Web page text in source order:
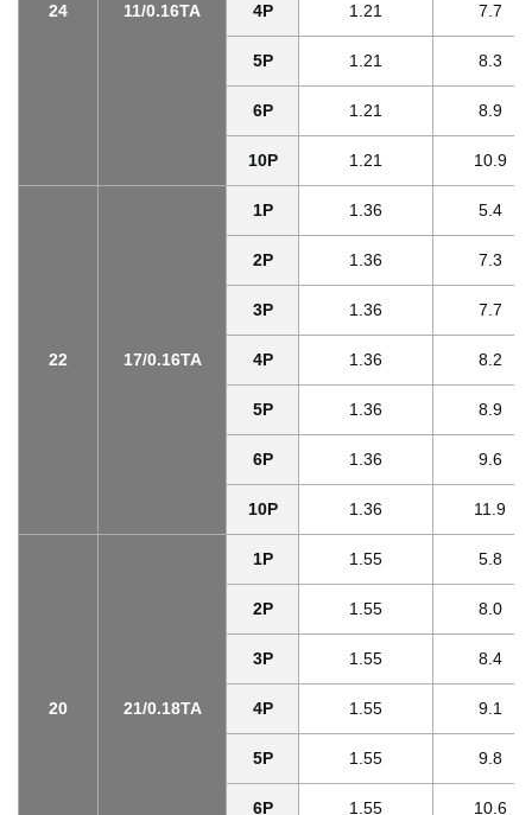
24 11/0.16TA 4P 1.21 7.7
5P 1.21 8.3
6P 1.21 8.9
10P 1.21 10.9
22 17/0.16TA
1P 1.36 5.4
2P 1.36 7.3
3P 1.36 7.7
4P 1.36 8.2
5P 1.36 8.9
6P 1.36 9.6
10P 1.36 11.9
20 21/0.18TA
1P 1.55 5.8
2P 1.55 8.0
3P 1.55 8.4
4P 1.55 9.1
5P 1.55 9.8
6P 1.55 10.6